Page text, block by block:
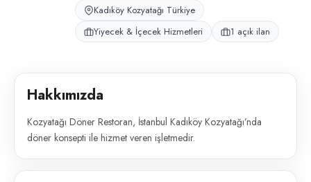
Kadıköy Kozyatağı Türkiye
Yiyecek & İçecek Hizmetleri
1 açık ilan
Hakkımızda
Kozyatağı Döner Restoran, İstanbul Kadıköy Kozyatağı’nda
döner konsepti ile hizmet veren işletmedir.